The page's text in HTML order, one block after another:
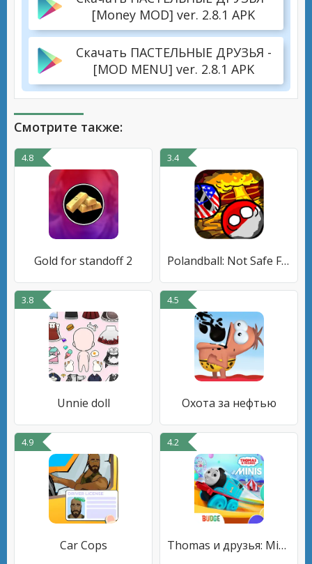
[Money MOD] ver. 2.8.1 APK
Скачать ПАСТЕЛЬНЫЕ ДРУЗЬЯ -
[MOD MENU] ver. 2.8.1 APK
Смотрите также:
4.8
Gold for standoff 2
3.4
Polandball: Not Safe For World
3.8
Unnie doll
4.5
Охота за нефтью
4.9
Car Cops
4.2
Thomas и друзья: Minis